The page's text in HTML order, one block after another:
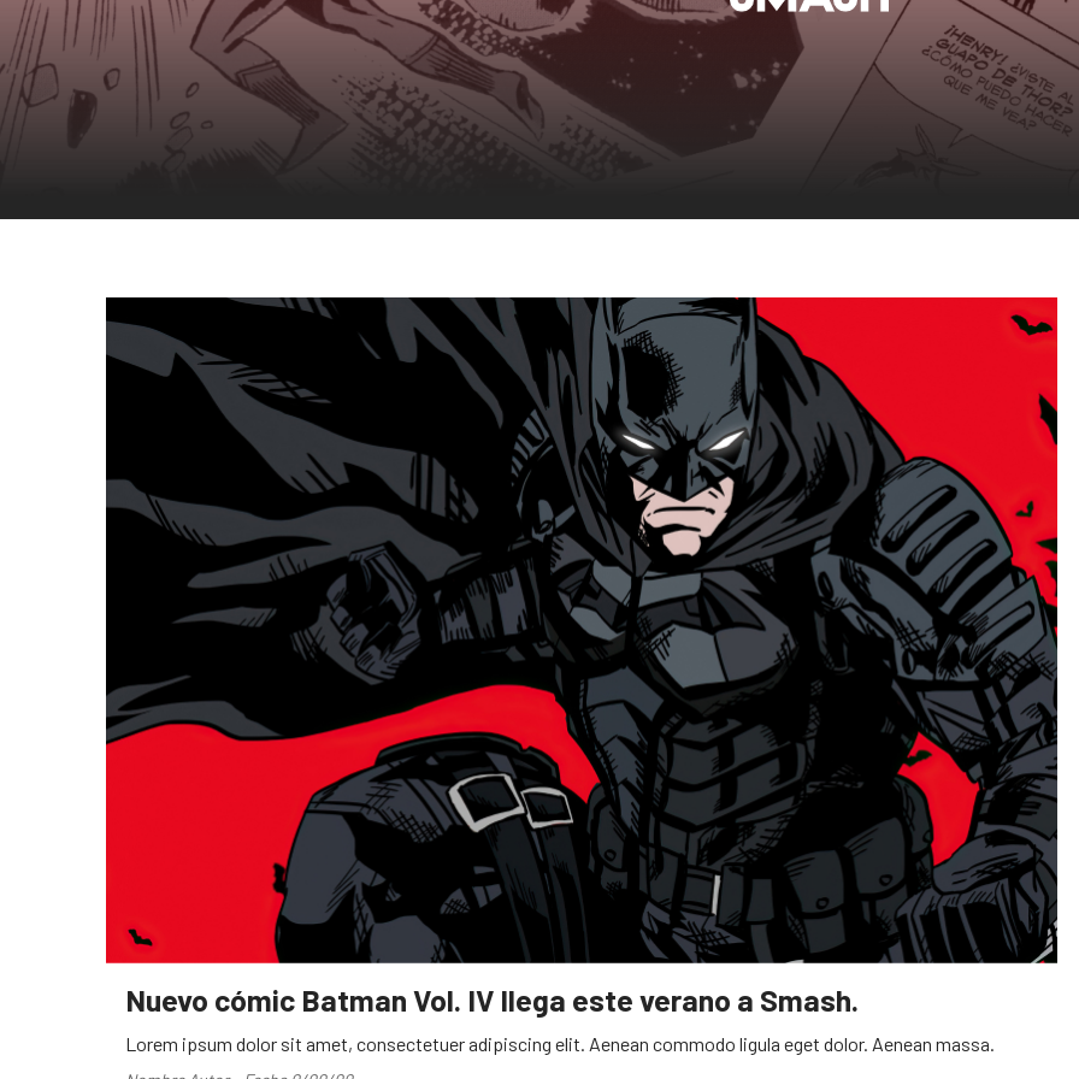
Nuevo cómic Batman Vol. IV llega este verano a Smash.
Lorem ipsum dolor sit amet, consectetuer adipiscing elit. Aenean commodo ligula eget dolor. Aenean massa.